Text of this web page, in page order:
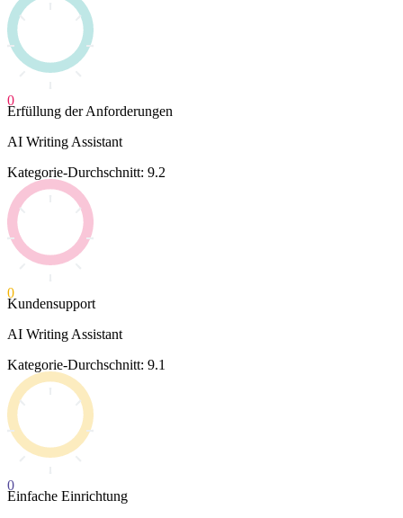
0
Erfüllung der Anforderungen
AI Writing Assistant
Kategorie-Durchschnitt: 9.2
0
Kundensupport
AI Writing Assistant
Kategorie-Durchschnitt: 9.1
0
Einfache Einrichtung